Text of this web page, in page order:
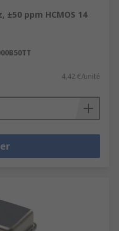
±50 ppm HCMOS 14
4,42 €/unité